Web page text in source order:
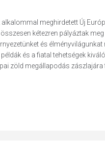
meghirdetett Új
kétezren pályáztak
és
és a fiatal tehetségek
zöld megállapodás zászlajára